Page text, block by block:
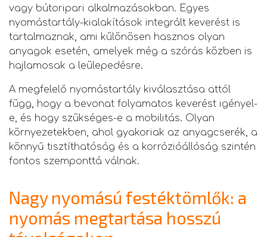
vagy bútoripari alkalmazásokban. Egyes
nyomástartály-kialakítások integrált keverést is
tartalmaznak, ami különösen hasznos olyan
anyagok esetén, amelyek még a szórás közben is
hajlamosak a leülepedésre.
A megfelelő nyomástartály kiválasztása attól
függ, hogy a bevonat folyamatos keverést igényel-
e, és hogy szükséges-e a mobilitás. Olyan
környezetekben, ahol gyakoriak az anyagcserék, a
könnyű tisztíthatóság és a korrózióállóság szintén
fontos szemponttá válnak.
Nagy nyomású festéktömlők: a
nyomás megtartása hosszú